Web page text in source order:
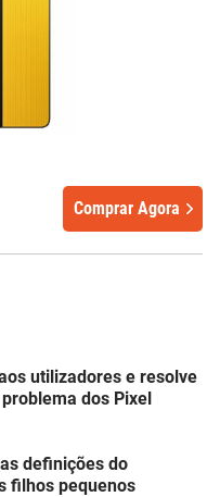
Comprar Agora
utilizadores e resolve
dos Pixel
definições do
filhos pequenos